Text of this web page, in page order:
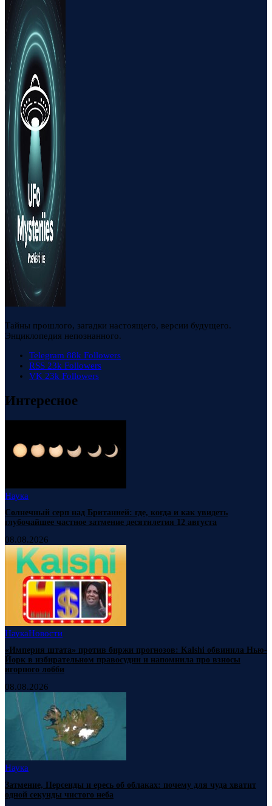
Тайны прошлого, загадки настоящего, версии будущего.
Энциклопедия непознанного.
Telegram 88k Followers
RSS 23k Followers
VK 23k Followers
Интересное
Наука
Солнечный серп над Британией: где, когда и как увидеть
глубочайшее частное затмение десятилетия 12 августа
08.08.2026
НаукаНовости
«Империя штата» против биржи прогнозов: Kalshi обвинила Нью-
Йорк в избирательном правосудии и напомнила про взносы
игорного лобби
08.08.2026
Наука
Затмение, Персеиды и ересь об облаках: почему для чуда хватит
одной секунды чистого неба